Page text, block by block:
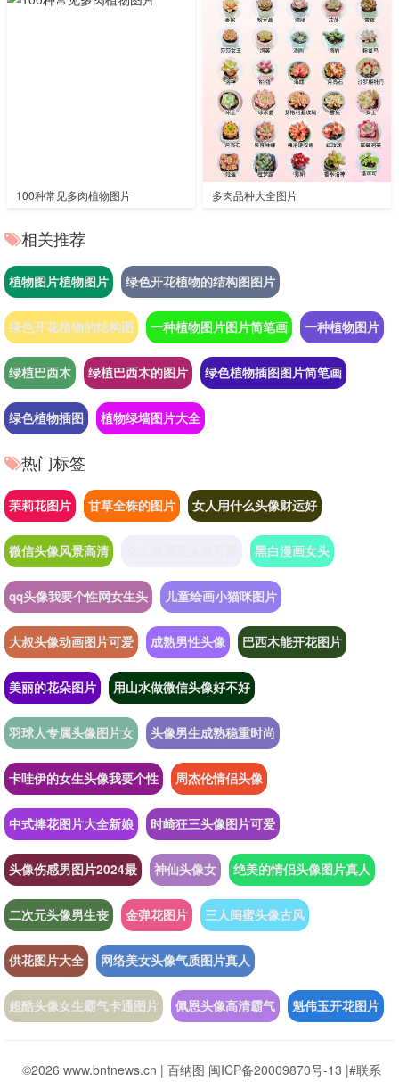
100种常见多肉植物图片 多肉品种大全图片
相关推荐
植物图片植物图片 绿色开花植物的结构图图片
绿色开花植物的结构图 一种植物图片图片简笔画 一种植物图片
绿植巴西木 绿植巴西木的图片 绿色植物插图图片简笔画
绿色植物插图 植物绿墙图片大全
热门标签
苿莉花图片 甘草全株的图片 女人用什么头像财运好
微信头像风景高清 黑白漫画女头
qq头像我要个性网女生头 儿童绘画小猫咪图片
大叔头像动画图片可爱 成熟男性头像 巴西木能开花图片
美丽的花朵图片 用山水做微信头像好不好
羽球人专属头像图片女 头像男生成熟稳重时尚
卡哇伊的女生头像我要个性 周杰伦情侣头像
中式捧花图片大全新娘 时崎狂三头像图片可爱
头像伤感男图片2024最 神仙头像女 绝美的情侣头像图片真人
二次元头像男生丧 金弹花图片 三人闺蜜头像古风
供花图片大全 网络美女头像气质图片真人
超酷头像女生霸气卡通图片 佩恩头像高清霸气 魁伟玉开花图片
©2026 www.bntnews.cn | 百纳图 闽ICP备20009870号-13 |#联系